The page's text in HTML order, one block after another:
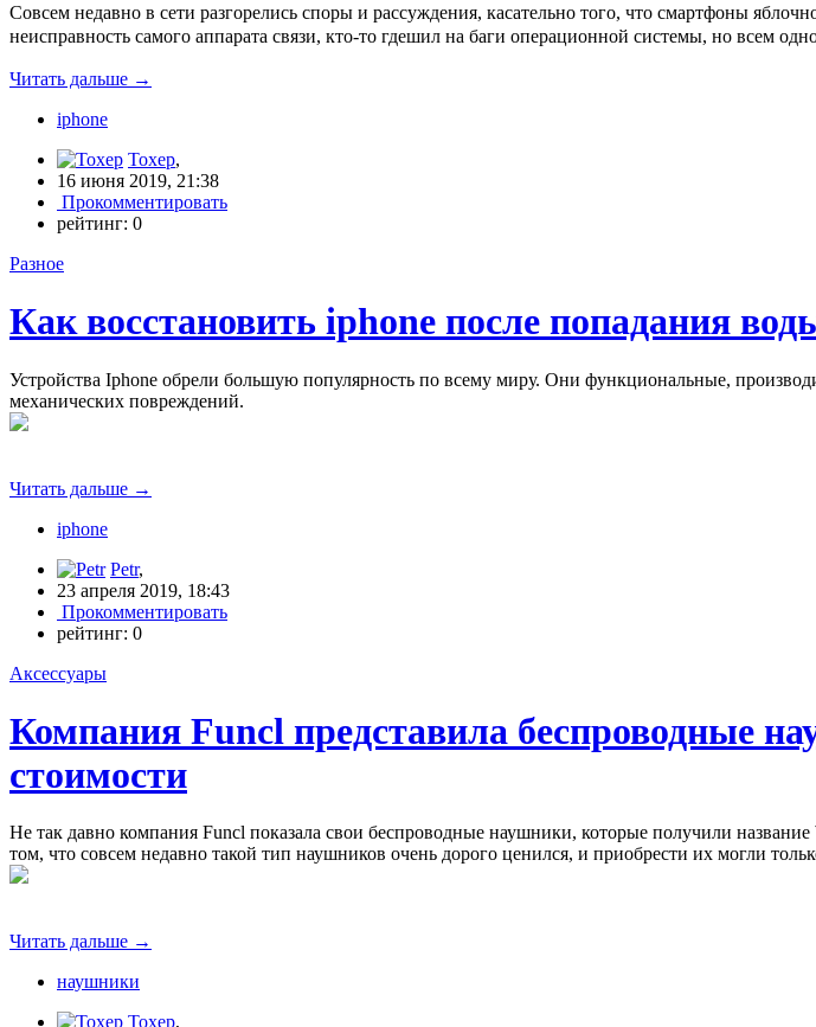
Совсем недавно в сети разгорелись споры и рассуждения, касательно того, что смартфоны
неисправность самого аппарата связи, кто-то гдешил на баги операционной системы, но всем
Читать дальше →
iphone
Toxep,
16 июня 2019, 21:38
Прокомментировать
рейтинг: 0
Разное
Как восстановить iphone после попадания
Устройства Iphone обрели большую популярность по всему миру. Они функциональные,
механических повреждений.
Читать дальше →
iphone
Petr,
23 апреля 2019, 18:43
Прокомментировать
рейтинг: 0
Аксессуары
Компания Funcl представила беспроводные
стоимости
Не так давно компания Funcl показала свои беспроводные наушники, которые получили
том, что совсем недавно такой тип наушников очень дорого ценился, и приобрести их могли
Читать дальше →
наушники
Toxep,